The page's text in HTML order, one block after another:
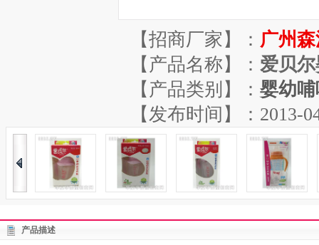
【招商厂家】： 广州
【产品名称】： 爱贝
【产品类别】： 婴幼
【发布时间】：2013-
产品描述